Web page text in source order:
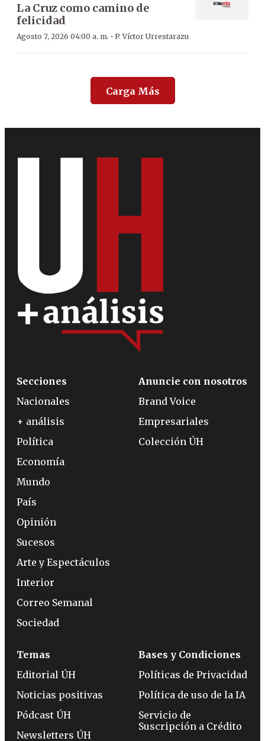
La Cruz como camino de
felicidad
Agosto 7, 2026 04:00 a. m. · P. Víctor Urrestarazu
Carga Más
Secciones
Nacionales
+ análisis
Política
Economía
Mundo
País
Opinión
Sucesos
Arte y Espectáculos
Interior
Correo Semanal
Sociedad
Anuncie con nosotros
Brand Voice
Empresariales
Colección ÚH
Temas
Editorial ÚH
Noticias positivas
Pódcast ÚH
Newsletters ÚH
Bases y Condiciones
Políticas de Privacidad
Política de uso de la IA
Servicio de
Suscripción a Crédito